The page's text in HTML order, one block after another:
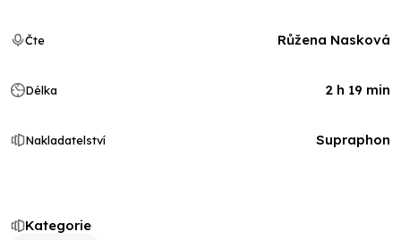
Kategorie
Čte Růžena Nasková
Délka 2 h 19 min
Nakladatelství Supraphon